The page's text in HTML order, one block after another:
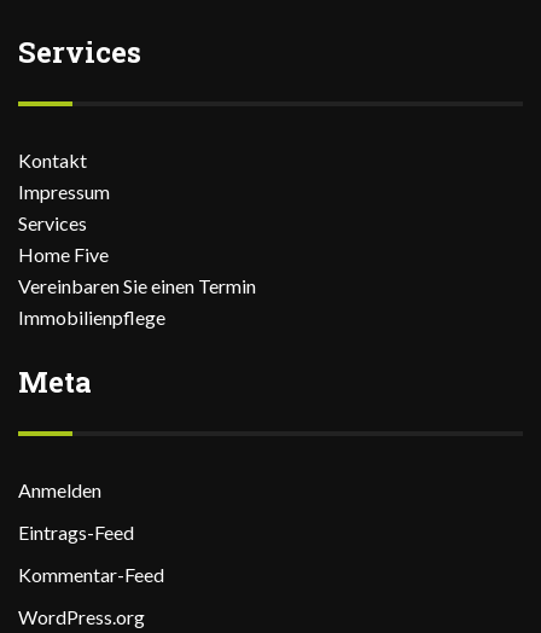
Services
Kontakt
Impressum
Services
Home Five
Vereinbaren Sie einen Termin
Immobilienpflege
Meta
Anmelden
Eintrags-Feed
Kommentar-Feed
WordPress.org